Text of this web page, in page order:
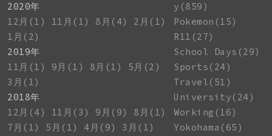
2020年
12月(1)
11月(1) 8月(4)
2月(1)
1月(2)
2019年
11月(1)
9月(1) 8月(1)
5月(2)
3月(1)
2018年
12月(4)
11月(3) 9月(9)
8月(1)
7月(1)
5月(1) 4月(9)
3月(1)
y(859)
Pokemon(15)
R11(27)
School Days(29)
Sports(24)
Travel(51)
University(24)
Working(16)
Yokohama(65)